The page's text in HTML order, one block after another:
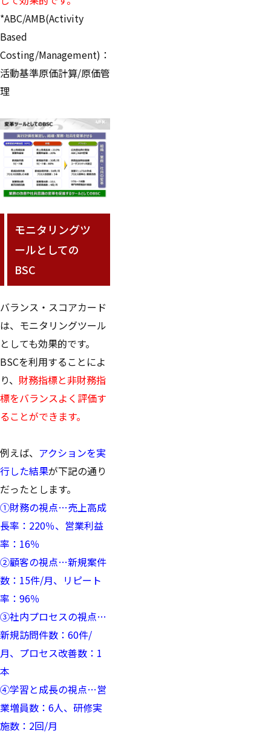
*ABC/AMB(Activity
Based
Costing/Management)：
活動基準原価計算/原価管
理
モニタリングツ
ールとしての
BSC
バランス・スコアカード
は、モニタリングツール
としても効果的です。
BSCを利用することによ
り、 財務指標と非財務指
標をバランスよく評価す
ることができます。
例えば、 アクションを実
行した結果が下記の通り
だったとします。
①財務の視点…売上高成
長率：220％、営業利益
率：16％
②顧客の視点…新規案件
数：15件/月、リピート
率：96％
③社内プロセスの視点…
新規訪問件数：60件/
月、プロセス改善数：1
本
④学習と成長の視点…営
業増員数：6人、研修実
施数：2回/月